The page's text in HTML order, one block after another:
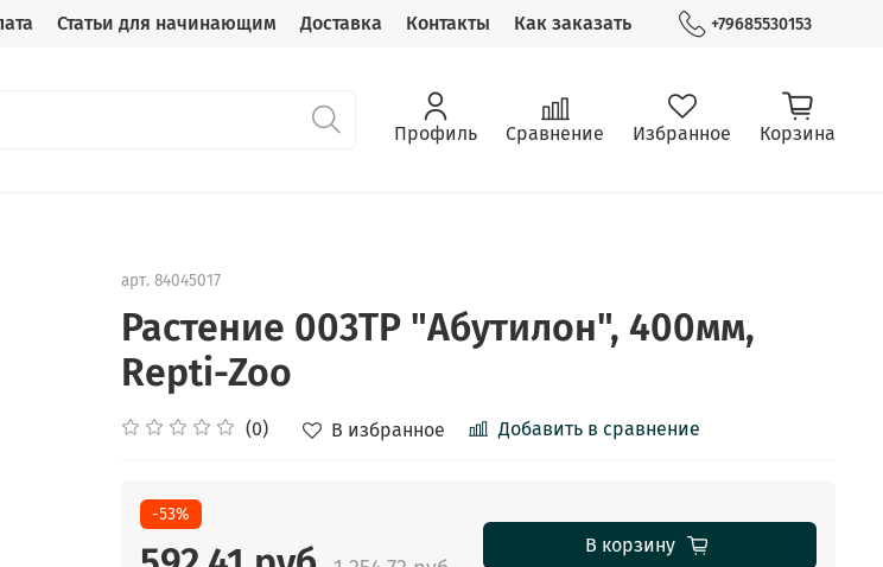
Статьи для начинающим Доставка Контакты Как заказать +79685530153
Профиль Сравнение Избранное Корзина
арт. 84045017
Растение 003TP "Абутилон", 400мм,
Repti-Zoo
(0) В избранное Добавить в сравнение
-53%
В корзину